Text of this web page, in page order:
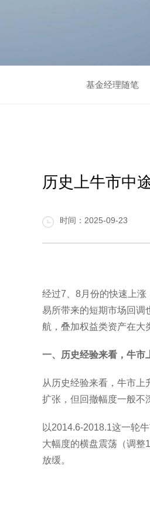
基金经理随笔
历史上牛市中
时间：2025-09-23
经过7、8月份的快速上
易所带来的短期市场回调
航，叠加权益类资产在大
一、历史经验来看，牛市
从历史经验来看，牛市上
扩张，但回撤幅度一般不
以2014.6-2018.1这一轮
大幅度的横盘震荡（调整
放缓。